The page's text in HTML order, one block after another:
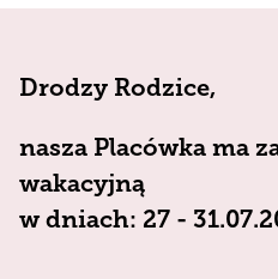
Drodzy Rodzice,
nasza Placówka ma
wakacyjną
w dniach: 27 -